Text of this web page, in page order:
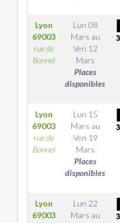
Lyon
69003
rue de
Bonnel
Lun 08
Mars au
Ven 12
Mars
Places
disponibles
Lyon
69003
rue de
Bonnel
Lun 15
Mars au
Ven 19
Mars
Places
disponibles
Lyon
69003
Lun 22
Mars au